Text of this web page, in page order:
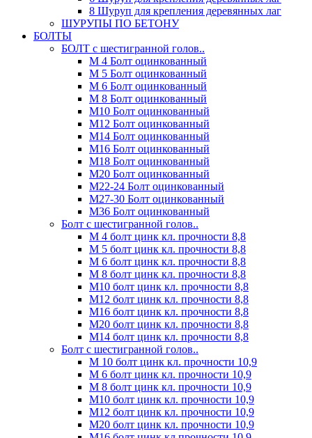
8 Шуруп для крепления деревянных лаг
ШУРУПЫ ПО БЕТОНУ
БОЛТЫ
БОЛТ с шестигранной голов..
М 4 Болт оцинкованный
М 5 Болт оцинкованный
М 6 Болт оцинкованный
М 8 Болт оцинкованный
М10 Болт оцинкованный
М12 Болт оцинкованный
М14 Болт оцинкованный
М16 Болт оцинкованный
М18 Болт оцинкованный
М20 Болт оцинкованный
М22-24 Болт оцинкованный
М27-30 Болт оцинкованный
М36 Болт оцинкованный
Болт с шестигранной голов..
М 4 болт цинк кл. прочности 8,8
М 5 болт цинк кл. прочности 8,8
М 6 болт цинк кл. прочности 8,8
М 8 болт цинк кл. прочности 8,8
М10 болт цинк кл. прочности 8,8
М12 болт цинк кл. прочности 8,8
М16 болт цинк кл. прочности 8,8
М20 болт цинк кл. прочности 8,8
М14 болт цинк кл. прочности 8,8
Болт с шестигранной голов..
М 10 болт цинк кл. прочности 10,9
М 6 болт цинк кл. прочности 10,9
М 8 болт цинк кл. прочности 10,9
М10 болт цинк кл. прочности 10,9
М12 болт цинк кл. прочности 10,9
М20 болт цинк кл. прочности 10,9